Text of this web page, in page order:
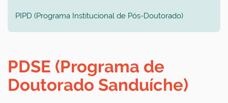
PIPD (Programa Institucional de Pós-Doutorado)
PDSE (Programa de
Doutorado Sanduíche)